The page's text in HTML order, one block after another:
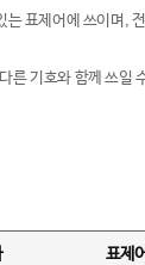
표제어에 쓰이며,
른 기호와 함께 쓰일
표제